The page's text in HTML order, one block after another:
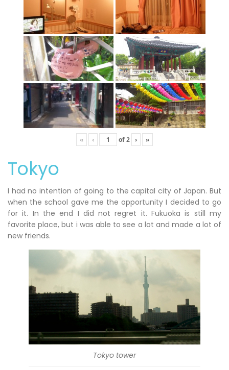
« ‹ of2 › »
Tokyo
I had no intention of going to the capital city of Japan. But
when the school gave me the opportunity I decided to go
for it. In the end I did not regret it. Fukuoka is still my
favorite place, but i was able to see a lot and made a lot of
new friends.
Tokyo tower